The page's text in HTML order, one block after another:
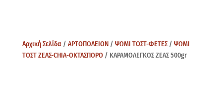
Αρχική Σελίδα / ΑΡΤΟΠΩΛΕΙΟΝ/ ΨΩΜΙ ΤΟΣΤ-ΦΕΤΕΣ/ ΨΩΜΙ
ΤΟΣΤ ΖΕΑΣ-CHIA-ΟΚΤΑΣΠΟΡΟ/ ΚΑΡΑΜΟΛΕΓΚΟΣ ΖΕΑΣ 500gr